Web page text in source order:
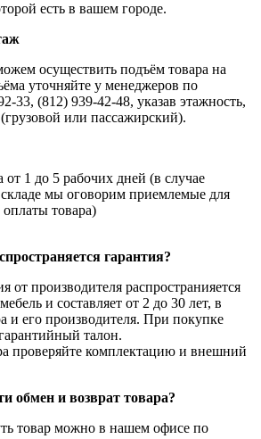
есть в вашем городе.
осуществить подъём товара на
уточняйте у менеджеров по
33, (812) 939-42-48, указав этажность,
или пассажирский).
от 1 до 5 рабочих дней (в случае
складе мы оговорим приемлемые для
оплаты товара)
гарантия?
от производителя распространияется
и составляет от 2 до 30 лет, в
и его производителя. При покупке
талон.
проверяйте комплектацию и внешний
обмен и возврат товара?
товар можно в нашем офисе по